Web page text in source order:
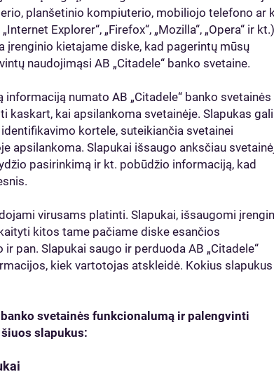
planšetinio kompiuterio, mobiliojo telefono ar
Explorer“, „Firefox“, „Mozilla“, „Opera“ ir kt.)
įrenginio kietajame diske, kad pagerintų mūsų
naudojimąsi AB „Citadele“ banko svetaine.
numato AB „Citadele“ banko svetainės
kaskart, kai apsilankoma svetainėje. Slapukas gali
kortele, suteikiančia svetainei
apsilankoma. Slapukai išsaugo anksčiau
pasirinkimą ir kt. pobūdžio informaciją, kad
virusams platinti. Slapukai, išsaugomi
kitos tame pačiame diske esančios
pan. Slapukai saugo ir perduoda AB „Citadele“
kiek vartotojas atskleidė. Kokius slapukus
svetainės funkcionalumą ir palengvinti
slapukus: